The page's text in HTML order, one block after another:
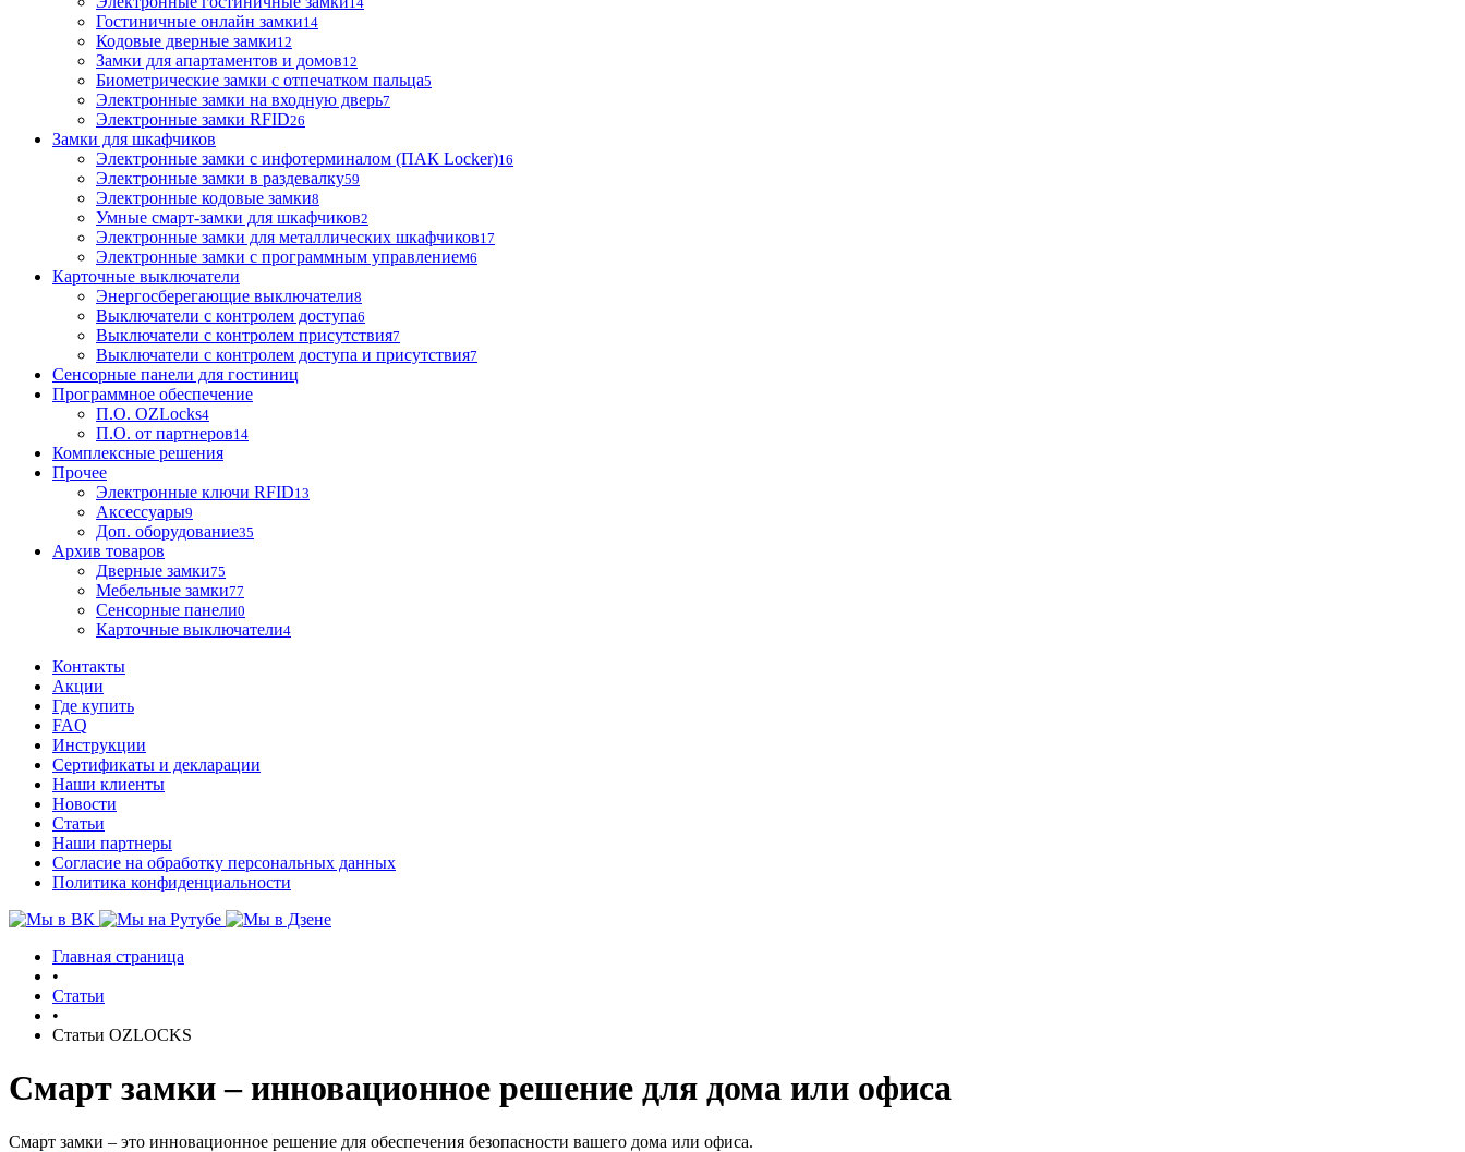
Гостиничные онлайн замки14
Кодовые дверные замки12
Замки для апартаментов и домов12
Биометрические замки с отпечатком пальца5
Электронные замки на входную дверь7
Электронные замки RFID26
Замки для шкафчиков
Электронные замки с инфотерминалом (ПАК Locker)16
Электронные замки в раздевалку59
Электронные кодовые замки8
Умные смарт-замки для шкафчиков2
Электронные замки для металлических шкафчиков17
Электронные замки с программным управлением6
Карточные выключатели
Энергосберегающие выключатели8
Выключатели с контролем доступа6
Выключатели с контролем присутствия7
Выключатели с контролем доступа и присутствия7
Сенсорные панели для гостиниц
Программное обеспечение
П.О. OZLocks4
П.О. от партнеров14
Комплексные решения
Прочее
Электронные ключи RFID13
Аксессуары9
Доп. оборудование35
Архив товаров
Дверные замки75
Мебельные замки77
Сенсорные панели0
Карточные выключатели4
Контакты
Акции
Где купить
FAQ
Инструкции
Сертификаты и декларации
Наши клиенты
Новости
Статьи
Наши партнеры
Согласие на обработку персональных данных
Политика конфиденциальности
Главная страница
•
Статьи
•
Статьи OZLOCKS
Смарт замки – инновационное решение для дома или офиса
Смарт замки – это инновационное решение для обеспечения безопасности вашего дома или офиса.